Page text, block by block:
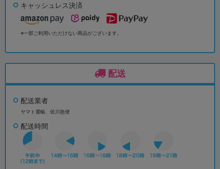
キャッシュレス決済
※一部ご利用いただけない商品がございます。
配送
配送業者
ヤマト運輸、佐川急便
配送時間